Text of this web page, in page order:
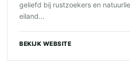
geliefd bij rustzoekers en
eiland...
BEKIJK WEBSITE